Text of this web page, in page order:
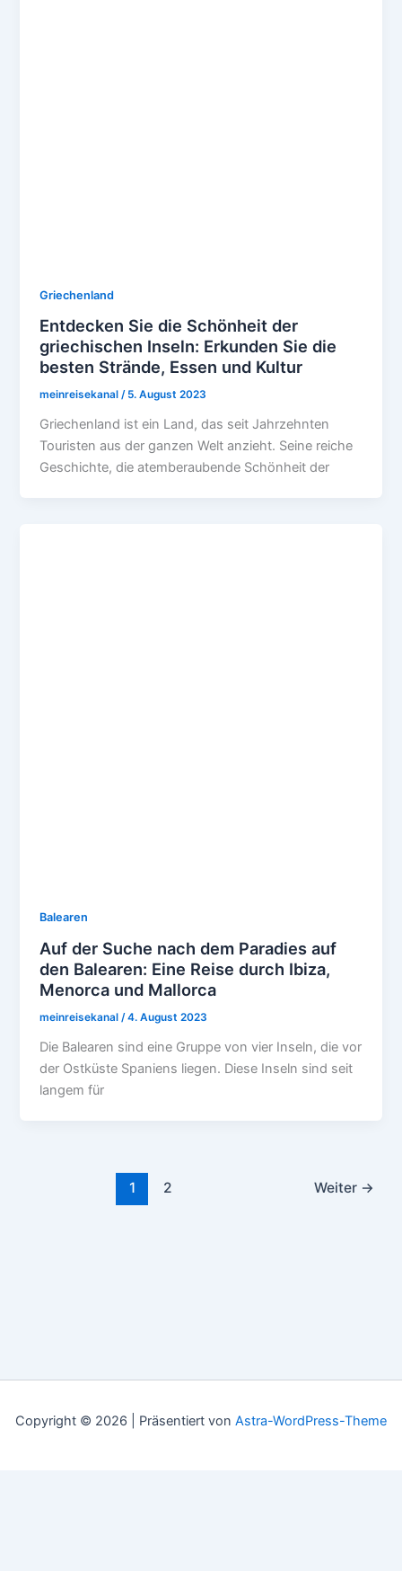
Griechenland
Entdecken Sie die Schönheit der
griechischen Inseln: Erkunden Sie die
besten Strände, Essen und Kultur
meinreisekanal/ 5. August 2023
Griechenland ist ein Land, das seit Jahrzehnten
Touristen aus der ganzen Welt anzieht. Seine reiche
Geschichte, die atemberaubende Schönheit der
Balearen
Auf der Suche nach dem Paradies auf
den Balearen: Eine Reise durch Ibiza,
Menorca und Mallorca
meinreisekanal/4. August 2023
Die Balearen sind eine Gruppe von vier Inseln, die vor
der Ostküste Spaniens liegen. Diese Inseln sind seit
langem für
1 2 Weiter →
Copyright © 2026 | Präsentiert von Astra-WordPress-Theme